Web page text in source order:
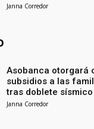
Janna Corredor
Asobanca otorgará
subsidios a las
tras doblete sísmico
Janna Corredor